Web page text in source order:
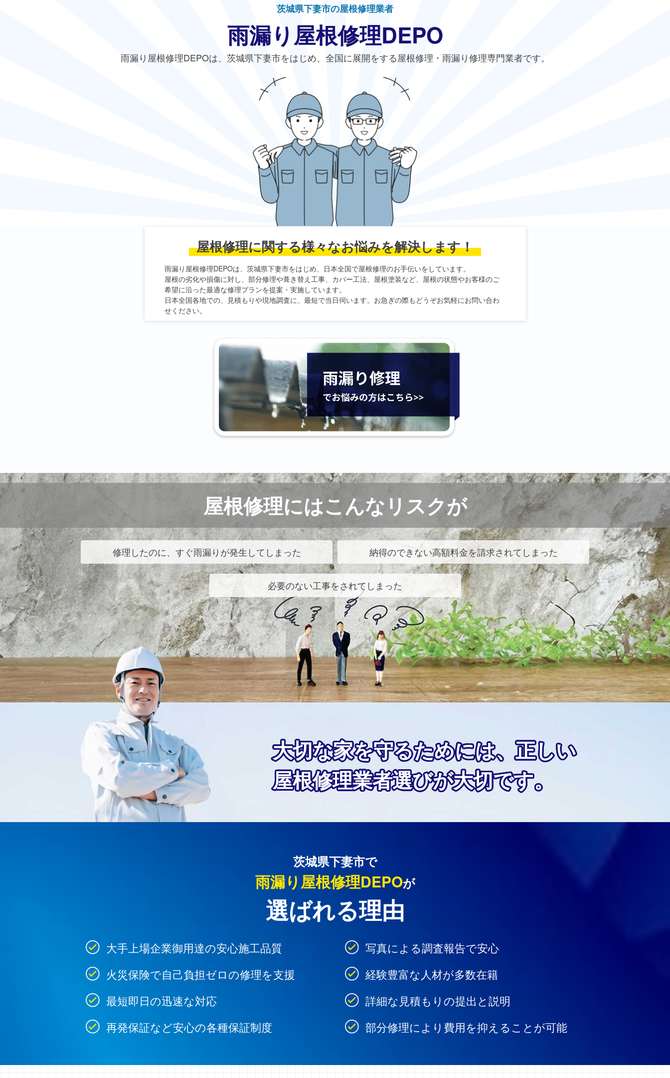
茨城県下妻市の屋根修理業者
雨漏り屋根修理DEPO
雨漏り屋根修理DEPOは、茨城県下妻市をはじめ、全国に展開をする屋根修理・雨漏り修理専門業者です。
屋根修理に関する様々なお悩みを解決します！
雨漏り屋根修理DEPOは、茨城県下妻市をはじめ、日本全国で屋根修理のお手伝いをしています。
屋根の劣化や損傷に対し、部分修理や葺き替え工事、カバー工法、屋根塗装など、屋根の状態やお客様のご
希望に沿った最適な修理プランを提案・実施しています。
日本全国各地での、見積もりや現地調査に、最短で当日伺います。お急ぎの際もどうぞお気軽にお問い合わ
せください。
屋根修理にはこんなリスクが
修理したのに、すぐ雨漏りが発生してしまった 納得のできない高額料金を請求されてしまった
必要のない工事をされてしまった
大切な家を守るためには、正しい
屋根修理業者選びが大切です。
茨城県下妻市で
雨漏り屋根修理DEPOが
選ばれる理由
大手上場企業御用達の安心施工品質
写真による調査報告で安心
火災保険で自己負担ゼロの修理を支援
経験豊富な人材が多数在籍
最短即日の迅速な対応
詳細な見積もりの提出と説明
再発保証など安心の各種保証制度
部分修理により費用を抑えることが可能